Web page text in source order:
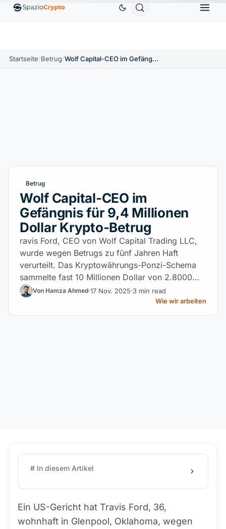
EthereumETH1.880,58 $ Tether USDT0,9991 $ BNBBNB
Startseite/Betrug/ Wolf Capital-CEO im Gefängnis für 9,4 Millionen Dollar Krypto-Betrug
Betrug
Wolf Capital-CEO im
Gefängnis für 9,4 Millionen
Dollar Krypto-Betrug
ravis Ford, CEO von Wolf Capital Trading LLC,
wurde wegen Betrugs zu fünf Jahren Haft
verurteilt. Das Kryptowährungs-Ponzi-Schema
sammelte fast 10 Millionen Dollar von 2.8000
Investoren ein. Ein Zeichen für die wachsende
Geißel des globalen Krypto-Betrugs.
Von Hamza Ahmed 17 Nov. 2025 3 min read
Wie wir arbeiten
# In diesem Artikel
Ein US-Gericht hat Travis Ford, 36,
wohnhaft in Glenpool, Oklahoma, wegen